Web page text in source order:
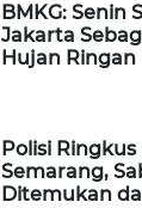
BMKG: Senin
Jakarta
Hujan Ringan
Polisi
Semarang,
Ditemukan